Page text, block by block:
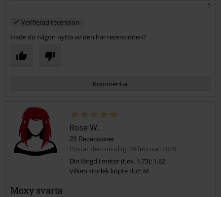
5
Verifierad recension
Hade du någon nytta av den här recensionen?
Kommentar
Rose W.
23 Recensioner
Postat den: onsdag, 19 februari 2020
Din längd i meter (t.ex. 1,73): 1.62
Vilken storlek köpte du?: M
Moxy svarta